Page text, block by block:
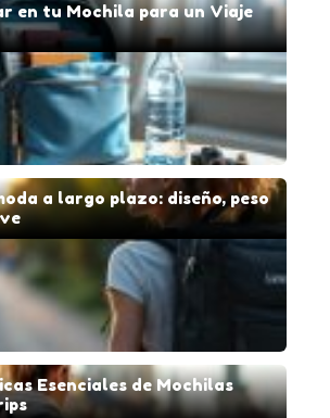
en tu Mochila para un Viaje
a largo plazo: diseño, peso
Esenciales de Mochilas